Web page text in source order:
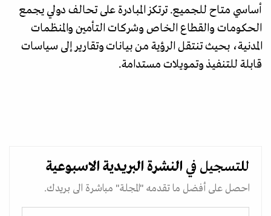
أساسي متاح للجميع. ترتكز المبادرة على تحالف دولي يجمع
الحكومات والقطاع الخاص وشركات التأمين والمنظمات
المدنية، بحيث تنتقل الرؤية من بيانات وتقارير إلى سياسات
قابلة للتنفيذ وتمويلات مستدامة.
للتسجيل في النشرة البريدية الاسبوعية
احصل على أفضل ما تقدمه "المجلة" مباشرة الى بريدك.